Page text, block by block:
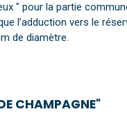
" pour la partie
l’adduction vers le
de diamètre.
CHAMPAGNE"